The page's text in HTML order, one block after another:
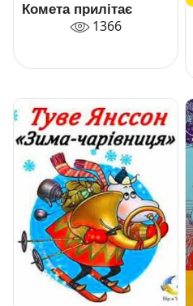
Комета прилітає
1366